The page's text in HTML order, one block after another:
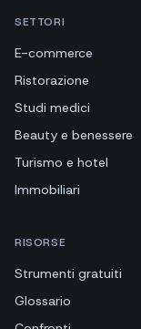
SETTORI
E-commerce
Ristorazione
Studi medici
Beauty e benessere
Turismo e hotel
Immobiliari
RISORSE
Strumenti gratuiti
Glossario